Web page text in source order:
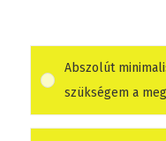
Abszolút
szükségem a